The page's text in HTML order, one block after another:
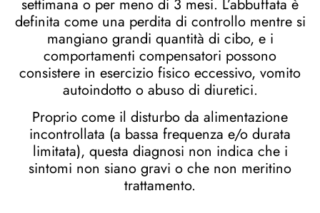
settimana o per meno di 3 mesi. L’abbuffata è
definita come una perdita di controllo mentre si
mangiano grandi quantità di cibo, e i
comportamenti compensatori possono
consistere in esercizio fisico eccessivo, vomito
autoindotto o abuso di diuretici.
Proprio come il disturbo da alimentazione
incontrollata (a bassa frequenza e/o durata
limitata), questa diagnosi non indica che i
sintomi non siano gravi o che non meritino
trattamento.